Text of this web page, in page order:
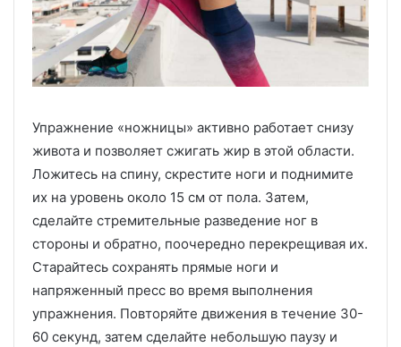
Упражнение «ножницы» активно работает снизу
живота и позволяет сжигать жир в этой области.
Ложитесь на спину, скрестите ноги и поднимите
их на уровень около 15 см от пола. Затем,
сделайте стремительные разведение ног в
стороны и обратно, поочередно перекрещивая их.
Старайтесь сохранять прямые ноги и
напряженный пресс во время выполнения
упражнения. Повторяйте движения в течение 30-
60 секунд, затем сделайте небольшую паузу и